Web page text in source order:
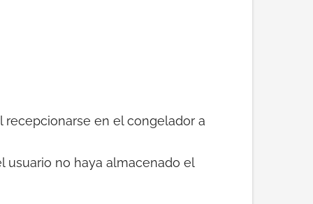
en el congelador a
usuario no haya almacenado el